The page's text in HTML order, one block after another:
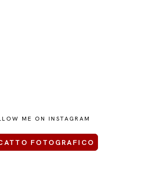
ME ON INSTAGRAM
FOTOGRAFICO